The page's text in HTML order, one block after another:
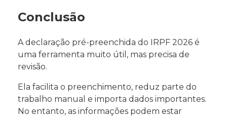
Conclusão
A declaração pré-preenchida do IRPF 2026 é
uma ferramenta muito útil, mas precisa de
revisão.
Ela facilita o preenchimento, reduz parte do
trabalho manual e importa dados importantes.
No entanto, as informações podem estar